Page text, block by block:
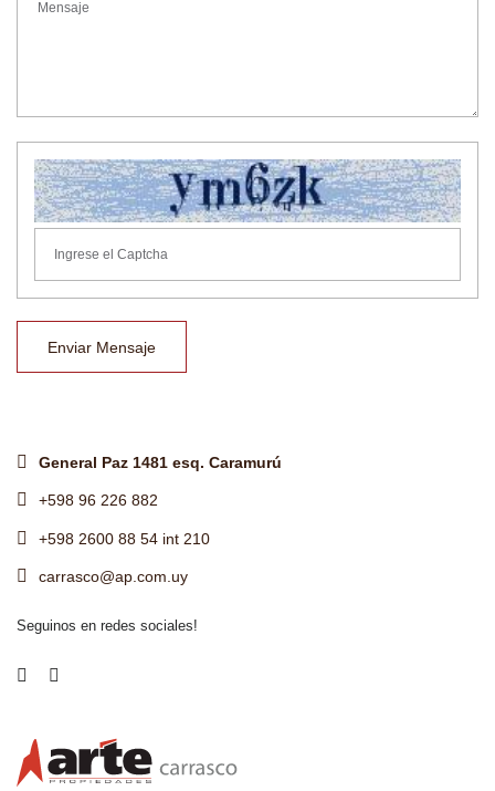
Enviar Mensaje
General Paz 1481 esq. Caramurú
+598 96 226 882
+598 2600 88 54 int 210
carrasco@ap.com.uy
Seguinos en redes sociales!